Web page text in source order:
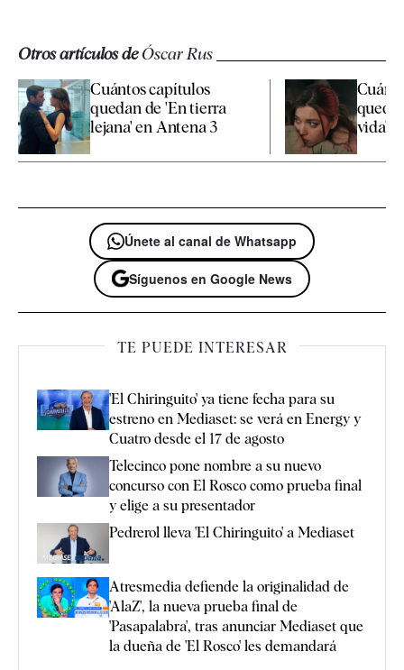
Otros artículos deÓscar Rus
Cuántos capítulos
quedan de 'En tierra
lejana' en Antena 3
vida'
Únete al canal de Whatsapp
Síguenos en Google News
TE PUEDE INTERESAR
'El Chiringuito' ya tiene fecha para su
estreno en Mediaset: se verá en Energy y
Cuatro desde el 17 de agosto
Telecinco pone nombre a su nuevo
concurso con El Rosco como prueba final
y elige a su presentador
Pedrerol lleva 'El Chiringuito' a Mediaset
Atresmedia defiende la originalidad de
'AlaZ', la nueva prueba final de
'Pasapalabra', tras anunciar Mediaset que
la dueña de 'El Rosco' les demandará